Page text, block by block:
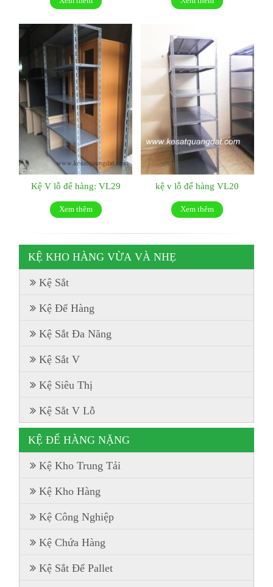
Kệ V lỗ để hàng: VL29
Xem thêm
kệ v lỗ để hàng VL20
Xem thêm
KỆ KHO HÀNG VỪA VÀ NHẸ
Kệ Sắt
Kệ Để Hàng
Kệ Sắt Đa Năng
Kệ Sắt V
Kệ Siêu Thị
Kệ Sắt V Lỗ
KỆ ĐỂ HÀNG NẶNG
Kệ Kho Trung Tải
Kệ Kho Hàng
Kệ Công Nghiệp
Kệ Chứa Hàng
Kệ Sắt Để Pallet